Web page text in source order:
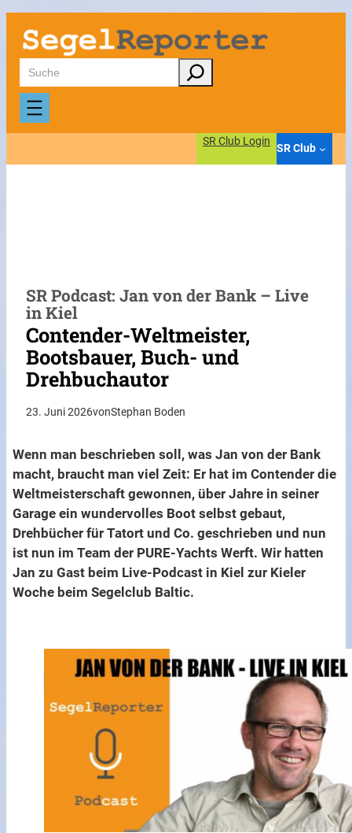
Zum
Inhalt
springen
Suchen
SR Club Login
SR Club
SR Podcast: Jan von der Bank – Live
in Kiel
Contender-Weltmeister,
Bootsbauer, Buch- und
Drehbuchautor
23. Juni 2026vonStephan Boden
Wenn man beschrieben soll, was Jan von der Bank
macht, braucht man viel Zeit: Er hat im Contender die
Weltmeisterschaft gewonnen, über Jahre in seiner
Garage ein wundervolles Boot selbst gebaut,
Drehbücher für Tatort und Co. geschrieben und nun
ist nun im Team der PURE-Yachts Werft. Wir hatten
Jan zu Gast beim Live-Podcast in Kiel zur Kieler
Woche beim Segelclub Baltic.